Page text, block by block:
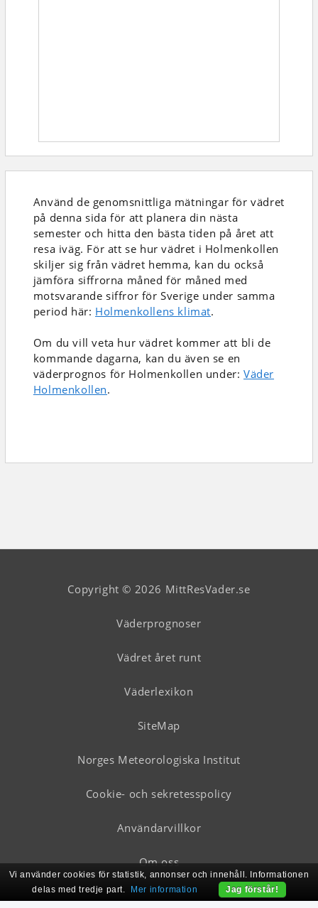
Använd de genomsnittliga mätningar för vädret
på denna sida för att planera din nästa
semester och hitta den bästa tiden på året att
resa iväg. För att se hur vädret i Holmenkollen
skiljer sig från vädret hemma, kan du också
jämföra siffrorna måned för måned med
motsvarande siffror för Sverige under samma
period här: Holmenkollens klimat.
Om du vill veta hur vädret kommer att bli de
kommande dagarna, kan du även se en
väderprognos för Holmenkollen under:Väder
Holmenkollen.
Copyright © 2026 MittResVader.se
Väderprognoser
Vädret året runt
Väderlexikon
SiteMap
Norges Meteorologiska Institut
Cookie- och sekretesspolicy
Användarvillkor
Om oss
Vi använder cookies för statistik, annonser och innehåll. Informationen
delas med tredje part.
Mer information Jag förstår!